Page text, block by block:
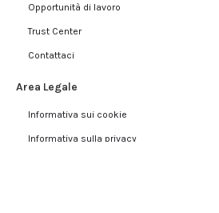
Opportunità di lavoro
Trust Center
Contattaci
Area Legale
Informativa sui cookie
Informativa sulla privacy